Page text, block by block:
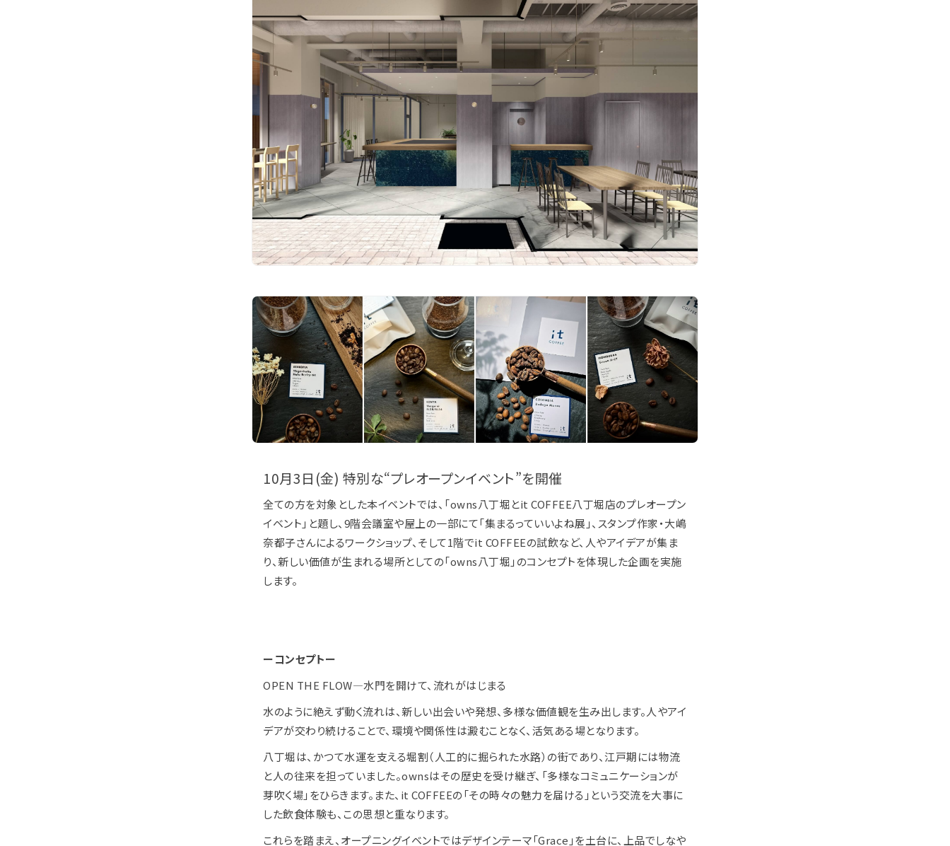
10月3日(金) 特別な“プレオープンイベント”を開催
全ての方を対象とした本イベントでは、「owns八丁堀とit COFFEE八丁堀店のプレオープン
イベント」と題し、9階会議室や屋上の一部にて「集まるっていいよね展」、スタンプ作家・大嶋
奈都子さんによるワークショップ、そして1階でit COFFEEの試飲など、人やアイデアが集ま
り、新しい価値が生まれる場所としての「owns八丁堀」のコンセプトを体現した企画を実施
します。
ーコンセプトー
OPEN THE FLOW—水門を開けて、流れがはじまる
水のように絶えず動く流れは、新しい出会いや発想、多様な価値観を生み出します。人やアイ
デアが交わり続けることで、環境や関係性は澱むことなく、活気ある場となります。
八丁堀は、かつて水運を支える堀割（人工的に掘られた水路）の街であり、江戸期には物流
と人の往来を担っていました。ownsはその歴史を受け継ぎ、「多様なコミュニケーションが
芽吹く場」をひらきます。また、it COFFEEの「その時々の魅力を届ける」という交流を大事に
した飲食体験も、この思想と重なります。
これらを踏まえ、オープニングイベントではデザインテーマ「Grace」を土台に、上品でしなや